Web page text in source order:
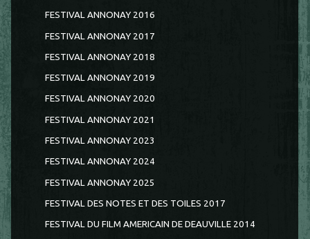
FESTIVAL ANNONAY 2016
FESTIVAL ANNONAY 2017
FESTIVAL ANNONAY 2018
FESTIVAL ANNONAY 2019
FESTIVAL ANNONAY 2020
FESTIVAL ANNONAY 2021
FESTIVAL ANNONAY 2023
FESTIVAL ANNONAY 2024
FESTIVAL ANNONAY 2025
FESTIVAL DES NOTES ET DES TOILES 2017
FESTIVAL DU FILM AMERICAIN DE DEAUVILLE 2014